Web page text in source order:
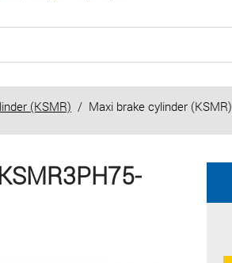
(KSMR) / Maxi brake cylinder (KSMR)